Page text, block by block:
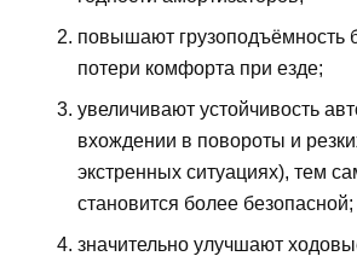
повышают грузоподъёмность
потери комфорта при езде;
увеличивают устойчивость
вхождении в повороты и
экстренных ситуациях), тем
становится более безопасной;
значительно улучшают